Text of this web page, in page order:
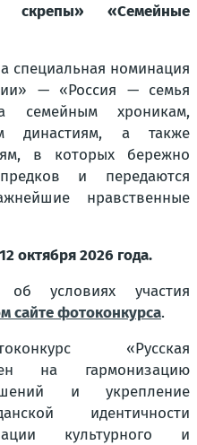
скрепы» «Семейные
специальная номинация
— «Россия — семья
семейным хроникам,
династиям, а также
в которых бережно
и передаются
нравственные
октября 2026 года.
условиях участия
сайте фотоконкурса.
«Русская
на гармонизацию
и укрепление
идентичности
культурного и